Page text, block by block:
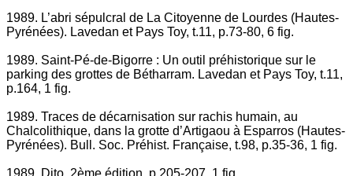
1989. L’abri sépulcral de La Citoyenne de Lourdes (Hautes-
Pyrénées). Lavedan et Pays Toy, t.11, p.73-80, 6 fig.
1989. Saint-Pé-de-Bigorre : Un outil préhistorique sur le
parking des grottes de Bétharram. Lavedan et Pays Toy, t.11,
p.164, 1 fig.
1989. Traces de décarnisation sur rachis humain, au
Chalcolithique, dans la grotte d’Artigaou à Esparros (Hautes-
Pyrénées). Bull. Soc. Préhist. Française, t.98, p.35-36, 1 fig.
1989. Dito, 2ème édition, p.205-207, 1 fig.